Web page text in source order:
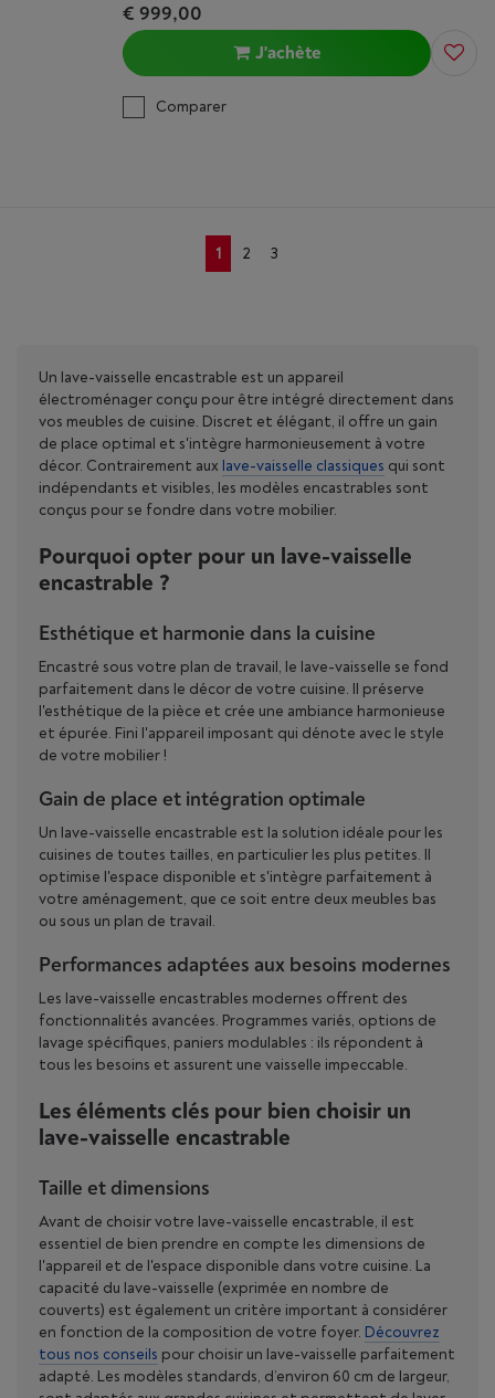
€ 999,00
J'achète
Comparer
1 2 3
Un lave-vaisselle encastrable est un appareil
électroménager conçu pour être intégré directement dans
vos meubles de cuisine. Discret et élégant, il offre un gain
de place optimal et s'intègre harmonieusement à votre
décor. Contrairement aux lave-vaisselle classiques qui sont
indépendants et visibles, les modèles encastrables sont
conçus pour se fondre dans votre mobilier.
Pourquoi opter pour un lave-vaisselle
encastrable ?
Esthétique et harmonie dans la cuisine
Encastré sous votre plan de travail, le lave-vaisselle se fond
parfaitement dans le décor de votre cuisine. Il préserve
l'esthétique de la pièce et crée une ambiance harmonieuse
et épurée. Fini l'appareil imposant qui dénote avec le style
de votre mobilier !
Gain de place et intégration optimale
Un lave-vaisselle encastrable est la solution idéale pour les
cuisines de toutes tailles, en particulier les plus petites. Il
optimise l'espace disponible et s'intègre parfaitement à
votre aménagement, que ce soit entre deux meubles bas
ou sous un plan de travail.
Performances adaptées aux besoins modernes
Les lave-vaisselle encastrables modernes offrent des
fonctionnalités avancées. Programmes variés, options de
lavage spécifiques, paniers modulables : ils répondent à
tous les besoins et assurent une vaisselle impeccable.
Les éléments clés pour bien choisir un
lave-vaisselle encastrable
Taille et dimensions
Avant de choisir votre lave-vaisselle encastrable, il est
essentiel de bien prendre en compte les dimensions de
l'appareil et de l'espace disponible dans votre cuisine. La
capacité du lave-vaisselle (exprimée en nombre de
couverts) est également un critère important à considérer
en fonction de la composition de votre foyer. Découvrez
tous nos conseils pour choisir un lave-vaisselle parfaitement
adapté. Les modèles standards, d’environ 60 cm de largeur,